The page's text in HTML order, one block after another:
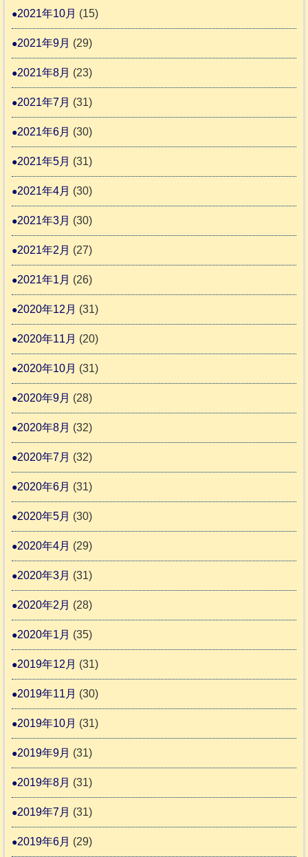
2021年10月 (15)
2021年9月 (29)
2021年8月 (23)
2021年7月 (31)
2021年6月 (30)
2021年5月 (31)
2021年4月 (30)
2021年3月 (30)
2021年2月 (27)
2021年1月 (26)
2020年12月 (31)
2020年11月 (20)
2020年10月 (31)
2020年9月 (28)
2020年8月 (32)
2020年7月 (32)
2020年6月 (31)
2020年5月 (30)
2020年4月 (29)
2020年3月 (31)
2020年2月 (28)
2020年1月 (35)
2019年12月 (31)
2019年11月 (30)
2019年10月 (31)
2019年9月 (31)
2019年8月 (31)
2019年7月 (31)
2019年6月 (29)